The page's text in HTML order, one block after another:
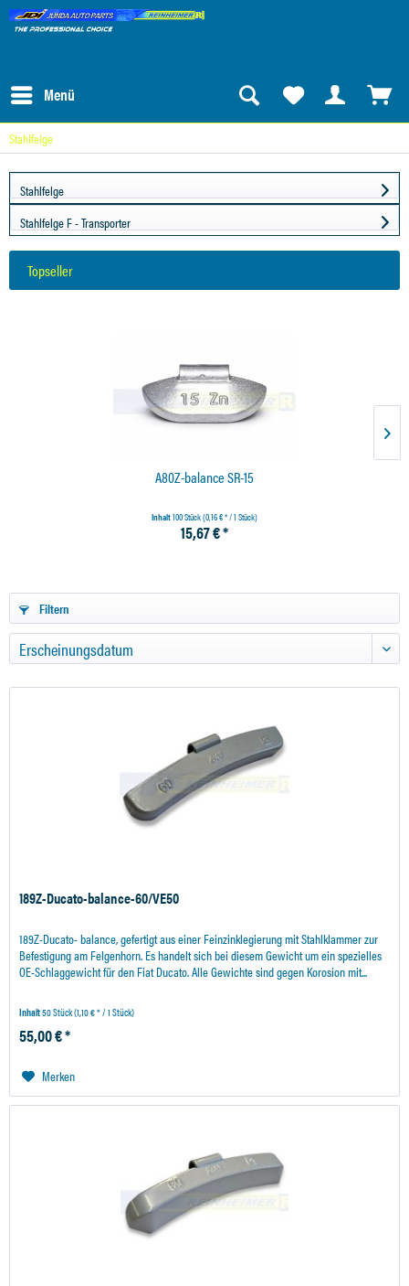
Menü
Stahlfelge
Stahlfelge
Stahlfelge F - Transporter
Topseller
A80Z-balance SR-15
Inhalt100 Stück(0,16 € * / 1 Stück)
15,67 € *
Filtern
189Z-Ducato-balance-60/VE50
189Z-Ducato- balance, gefertigt aus einer Feinzinklegierung mit Stahlklammer zur
Befestigung am Felgenhorn. Es handelt sich bei diesem Gewicht um ein spezielles
OE-Schlaggewicht für den Fiat Ducato. Alle Gewichte sind gegen Korosion mit...
Inhalt50 Stück(1,10 € * / 1 Stück)
55,00 € *
Merken